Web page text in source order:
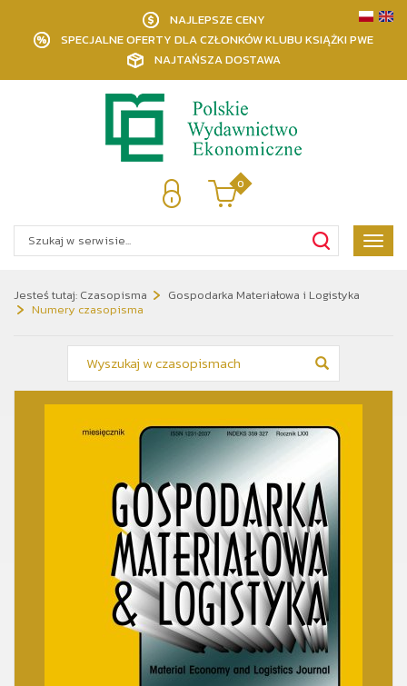
NAJLEPSZE CENY
SPECJALNE OFERTY DLA CZŁONKÓW KLUBU KSIĄŻKI PWE
NAJTAŃSZA DOSTAWA
0
Pokaż
menu
Jesteś tutaj: Czasopisma
Gospodarka Materiałowa i Logistyka
Numery czasopisma